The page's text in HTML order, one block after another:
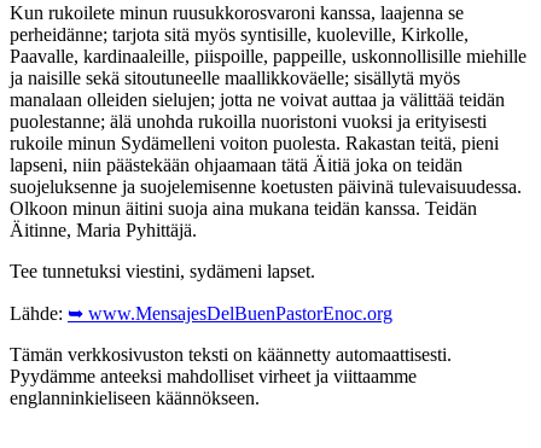
Kun rukoilete minun ruusukkorosvaroni kanssa, laajenna se
perheidänne; tarjota sitä myös syntisille, kuoleville, Kirkolle,
Paavalle, kardinaaleille, piispoille, pappeille, uskonnollisille miehille
ja naisille sekä sitoutuneelle maallikkoväelle; sisällytä myös
manalaan olleiden sielujen; jotta ne voivat auttaa ja välittää teidän
puolestanne; älä unohda rukoilla nuoristoni vuoksi ja erityisesti
rukoile minun Sydämelleni voiton puolesta. Rakastan teitä, pieni
lapseni, niin päästekään ohjaamaan tätä Äitiä joka on teidän
suojeluksenne ja suojelemisenne koetusten päivinä tulevaisuudessa.
Olkoon minun äitini suoja aina mukana teidän kanssa. Teidän
Äitinne, Maria Pyhittäjä.
Tee tunnetuksi viestini, sydämeni lapset.
Lähde: ➥ www.MensajesDelBuenPastorEnoc.org
Tämän verkkosivuston teksti on käännetty automaattisesti.
Pyydämme anteeksi mahdolliset virheet ja viittaamme
englanninkieliseen käännökseen.